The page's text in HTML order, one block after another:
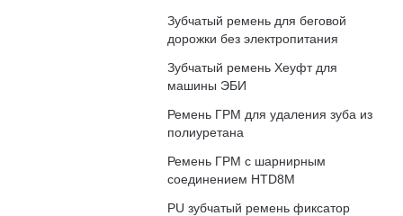
Зубчатый ремень для беговой
дорожки без электропитания
Зубчатый ремень Хеуфт для
машины ЭБИ
Ремень ГРМ для удаления зуба из
полиуретана
Ремень ГРМ с шарнирным
соединением HTD8M
PU зубчатый ремень фиксатор